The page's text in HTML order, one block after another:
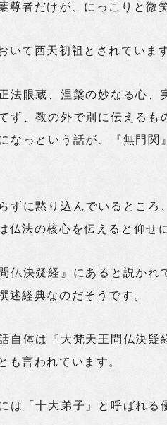
尊者だけが、にっこりと微
いて西天初祖とされていま
法眼蔵、涅槃の妙なる心、
ず、教の外で別に伝えるも
なっという話が、『無門関
ずに黙り込んでいるところ
仏法の核心を伝えると仰せ
仏決疑経』にあると説かれ
述経典なのだそうです。
自体は『大梵天王問仏決疑
も言われています。
は「十大弟子」と呼ばれる